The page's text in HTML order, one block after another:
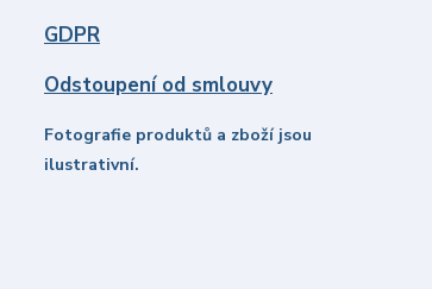
GDPR
Odstoupení od smlouvy
Fotografie produktů a zboží jsou
ilustrativní.